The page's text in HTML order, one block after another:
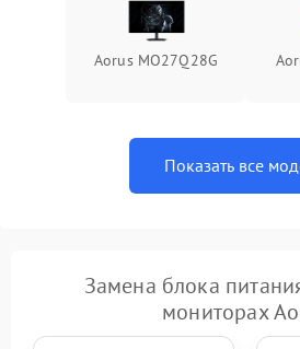
Поломка системы защиты
от замыкания
Aorus MO27Q28G
Показать все
Замена блока
мониторах